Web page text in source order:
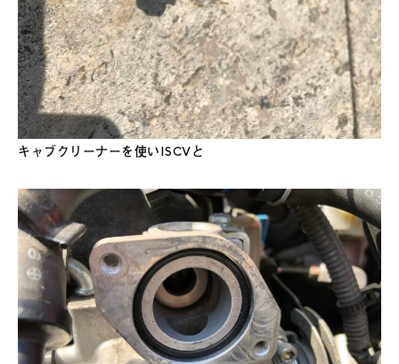
キャブクリーナーを使いISCVと